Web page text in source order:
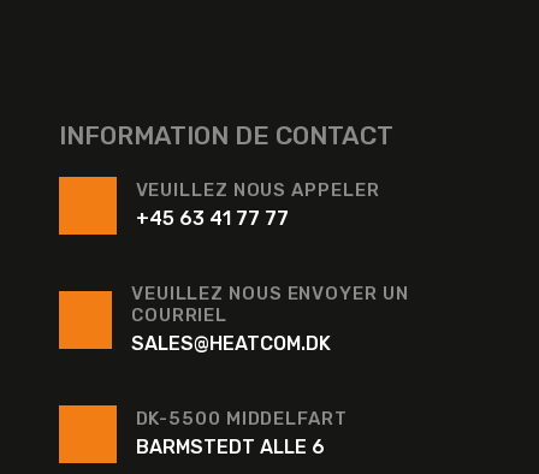
INFORMATION DE CONTACT
VEUILLEZ NOUS APPELER
+45 63 41 77 77
VEUILLEZ NOUS ENVOYER UN
COURRIEL
SALES@HEATCOM.DK
DK-5500 MIDDELFART
BARMSTEDT ALLE 6